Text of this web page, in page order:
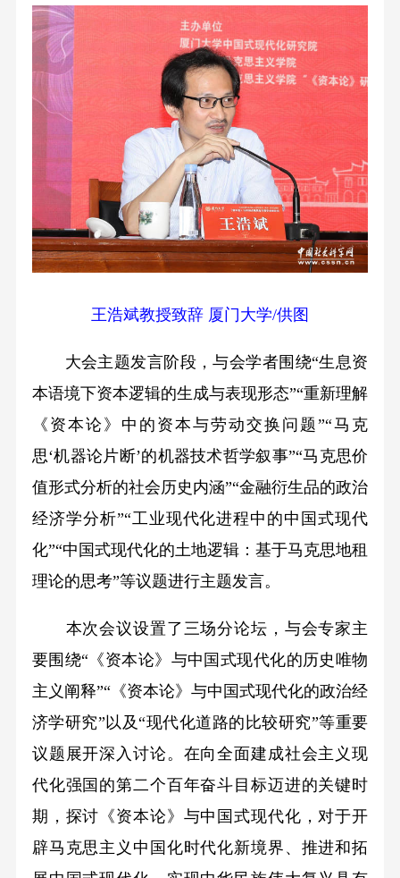
王浩斌教授致辞 厦门大学/供图
大会主题发言阶段，与会学者围绕“生息资
本语境下资本逻辑的生成与表现形态”“重新理解
《资本论》中的资本与劳动交换问题”“马克
思‘机器论片断’的机器技术哲学叙事”“马克思价
值形式分析的社会历史内涵”“金融衍生品的政治
经济学分析”“工业现代化进程中的中国式现代
化”“中国式现代化的土地逻辑：基于马克思地租
理论的思考”等议题进行主题发言。
本次会议设置了三场分论坛，与会专家主
要围绕“《资本论》与中国式现代化的历史唯物
主义阐释”“《资本论》与中国式现代化的政治经
济学研究”以及“现代化道路的比较研究”等重要
议题展开深入讨论。在向全面建成社会主义现
代化强国的第二个百年奋斗目标迈进的关键时
期，探讨《资本论》与中国式现代化，对于开
辟马克思主义中国化时代化新境界、推进和拓